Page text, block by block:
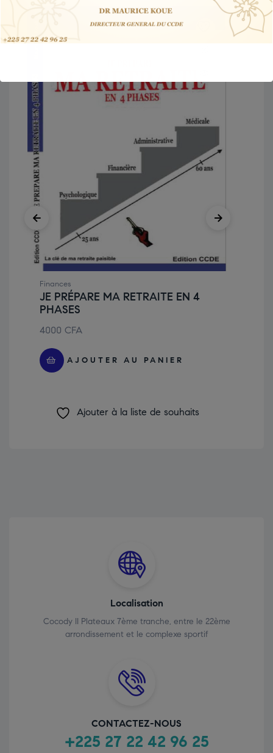
Finances
JE PRÉPARE MA RETRAITE EN 4
PHASES
4000 CFA
AJOUTER AU PANIER
Ajouter à la liste de souhaits
Localisation
Cocody II Plateaux 7ème tranche, entre le 22ème
arrondissement et le complexe sportif
CONTACTEZ-NOUS
+225 27 22 42 96 25